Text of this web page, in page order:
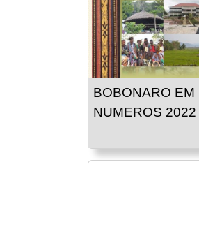
BOBONARO EM
NUMEROS 2022